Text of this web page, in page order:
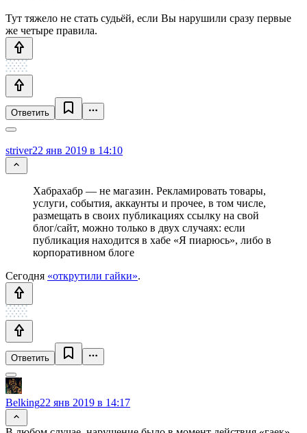
Тут тяжело не стать судьёй, если Вы нарушили сразу первые
же четыре правила.
Ответить
striver22 янв 2019 в 14:10
Хабрахабр — не магазин. Рекламировать товары,
услуги, события, аккаунты и прочее, в том числе,
размещать в своих публикациях ссылку на свой
блог/сайт, можно только в двух случаях: если
публикация находится в хабе «Я пиарюсь», либо в
корпоративном блоге
Сегодня «открутили гайки».
Ответить
Belking22 янв 2019 в 14:17